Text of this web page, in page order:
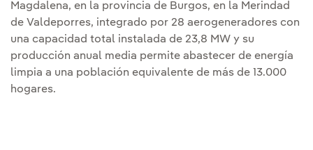
Magdalena, en la provincia de Burgos, en la Merindad
de Valdeporres, integrado por 28 aerogeneradores con
una capacidad total instalada de 23,8 MW y su
producción anual media permite abastecer de energía
limpia a una población equivalente de más de 13.000
hogares.